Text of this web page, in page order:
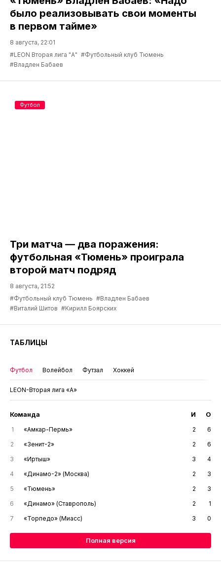
было реализовывать свои моменты
в первом тайме»
8 августа, 22:01
#LEON Вторая лига "А" #Футбольный клуб Тюмень
#Владлен Бабаев
Три матча — два поражения:
футбольная «Тюмень» проиграла
второй матч подряд
8 августа, 21:52
#Футбольный клуб Тюмень #Владлен Бабаев
#Виталий Шитов #Кирилл Боярских
Футбол
ТАБЛИЦЫ
Футбол Волейбол Футзал Хоккей
LEON-Вторая лига «А»
Команда И О
1 «Амкар-Пермь» 2
6
2
«Зенит-2» 2
6
3
«Иртыш» 3
4
4
«Динамо-2» (Москва) 2
3
5
«Тюмень» 2
3
6
«Динамо» (Ставрополь) 2
1
7
«Торпедо» (Миасс) 3 0
Полная версия